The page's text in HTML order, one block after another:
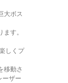
大ボス
す。
しくプ
移動さ
ーザー